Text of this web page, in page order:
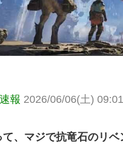
報 2026/06/06(土)
、マジで抗竜石のリベ